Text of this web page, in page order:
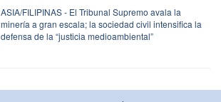
ASIA/FILIPINAS - El Tribunal Supremo avala la
minería a gran escala; la sociedad civil intensifica la
defensa de la “justicia medioambiental”